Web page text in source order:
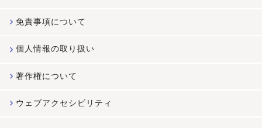
免責事項について
個人情報の取り扱い
著作権について
ウェブアクセシビリティ